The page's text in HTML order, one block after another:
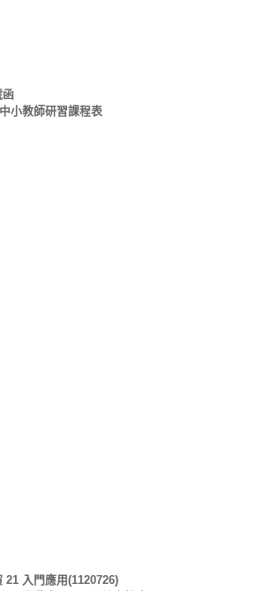
函
小教師研習課程表
21 入門應用(1120726)